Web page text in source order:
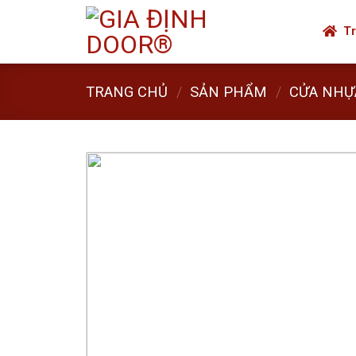
TRANG CHỦ / SẢN PHẨM / CỬA